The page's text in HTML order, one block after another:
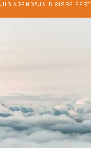
ARENDAJAID SISSE EESTI